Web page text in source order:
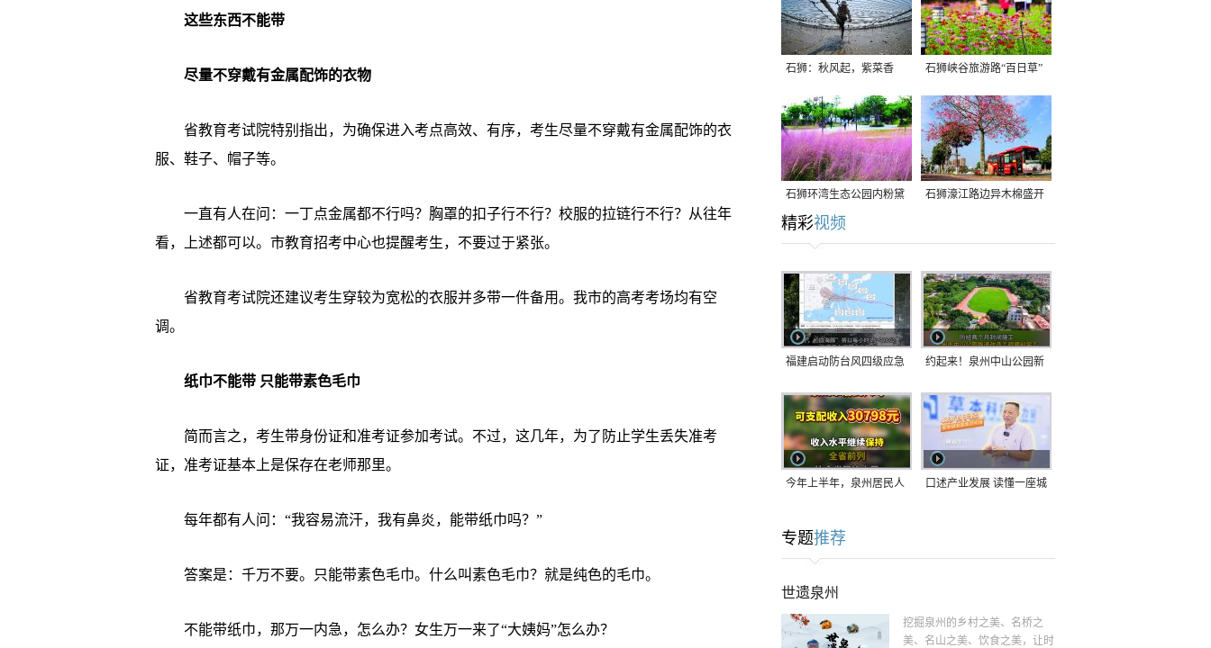
这些东西不能带
尽量不穿戴有金属配饰的衣物
省教育考试院特别指出，为确保进入考点高效、有序，考生尽量不穿戴有金属配饰的衣
服、鞋子、帽子等。
一直有人在问：一丁点金属都不行吗？胸罩的扣子行不行？校服的拉链行不行？从往年
看，上述都可以。市教育招考中心也提醒考生，不要过于紧张。
省教育考试院还建议考生穿较为宽松的衣服并多带一件备用。我市的高考考场均有空
调。
纸巾不能带 只能带素色毛巾
简而言之，考生带身份证和准考证参加考试。不过，这几年，为了防止学生丢失准考
证，准考证基本上是保存在老师那里。
每年都有人问：“我容易流汗，我有鼻炎，能带纸巾吗？”
答案是：千万不要。只能带素色毛巾。什么叫素色毛巾？就是纯色的毛巾。
不能带纸巾，那万一内急，怎么办？女生万一来了“大姨妈”怎么办？
石狮：秋风起，紫菜香 石狮峡谷旅游路“百日草”
争相斗艳
石狮环湾生态公园内粉黛
乱子草盛放
石狮濠江路边异木棉盛开
精彩视频
福建启动防台风四级应急
9日在长江口至福建北部
一带沿海登陆
约起来！泉州中山公园新
今年上半年，泉州居民人 口述产业发展 读懂一座城
专题推荐
世遗泉州
挖掘泉州的乡村之美、名桥之
美、名山之美、饮食之美，让时